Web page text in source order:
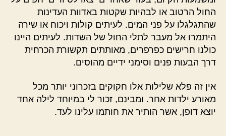
החול הרטוב או לבהיות שקטות באדוות העדינות
שהתגלגלו על פני המים. לעיתים קולות ויכוח או שירה
היתמרו אל מעבר לתלי החול של השדות. לעיתים היינו
כולנו חרישים כפרפרים, מאותתים תקשורת הכרחית
דרך הבעות פנים וסימני ידיים מהוסים.
אין זה פלא שלילות אלו חקוקים בזכרוני יותר מכל
מאורע ילדות אחר. ומבינם, זכור לי במיוחד לילה אחד
יוצא דופן, אשר הותיר את חותמו עלינו לעד.